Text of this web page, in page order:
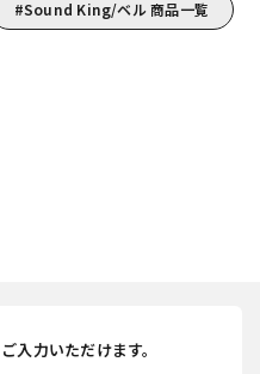
Sound King/ベル 商品一覧
入力いただけます。